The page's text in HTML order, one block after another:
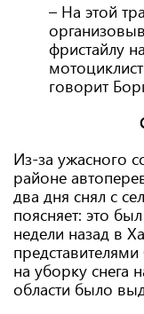
– На этой
фристайлу
говорит
Из-за ужасного
районе
два дня снял с
поясняет: это
недели назад в
на уборку снега
области было